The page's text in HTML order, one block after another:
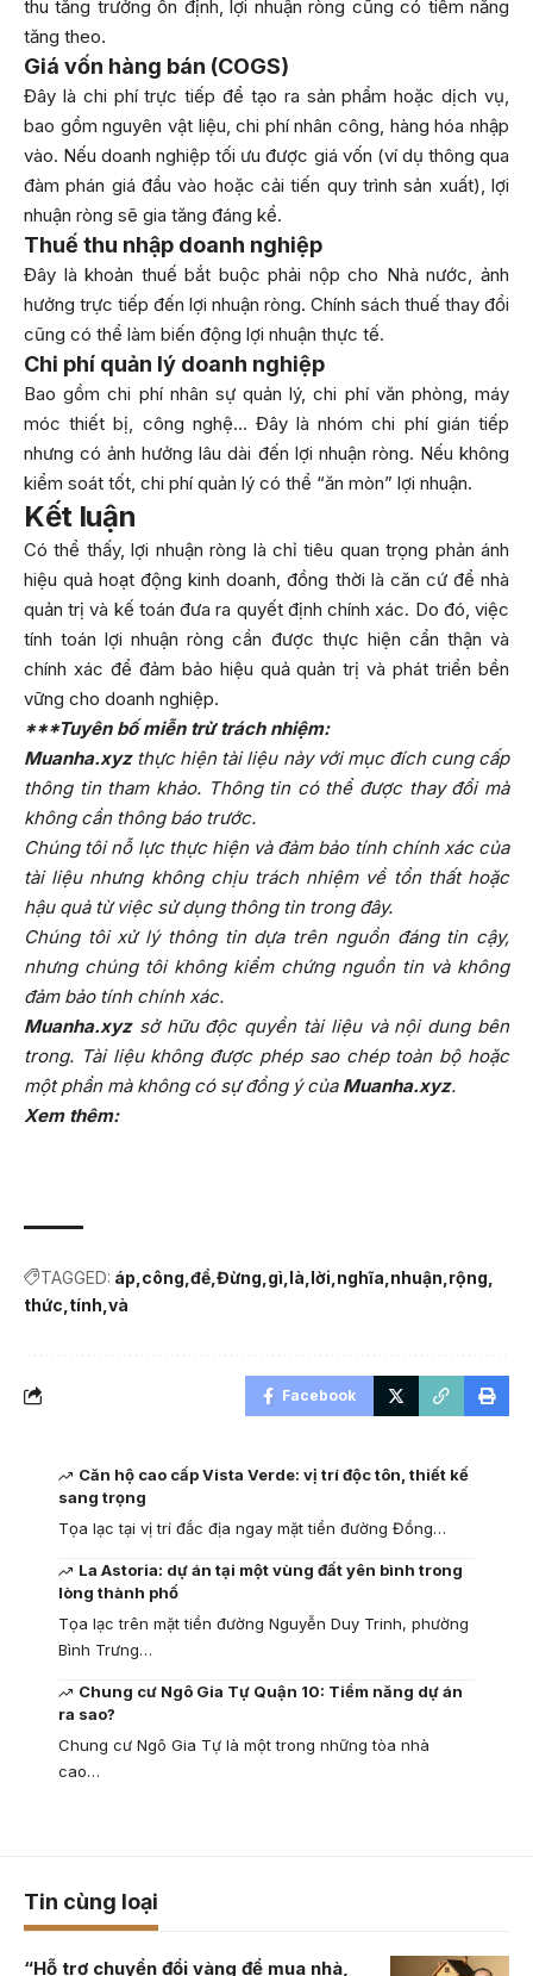
thu tăng trưởng ổn định, lợi nhuận ròng cũng có tiềm năng
tăng theo.
Giá vốn hàng bán (COGS)
Đây là chi phí trực tiếp để tạo ra sản phẩm hoặc dịch vụ,
bao gồm nguyên vật liệu, chi phí nhân công, hàng hóa nhập
vào. Nếu doanh nghiệp tối ưu được giá vốn (ví dụ thông qua
đàm phán giá đầu vào hoặc cải tiến quy trình sản xuất), lợi
nhuận ròng sẽ gia tăng đáng kể.
Thuế thu nhập doanh nghiệp
Đây là khoản thuế bắt buộc phải nộp cho Nhà nước, ảnh
hưởng trực tiếp đến lợi nhuận ròng. Chính sách thuế thay đổi
cũng có thể làm biến động lợi nhuận thực tế.
Chi phí quản lý doanh nghiệp
Bao gồm chi phí nhân sự quản lý, chi phí văn phòng, máy
móc thiết bị, công nghệ… Đây là nhóm chi phí gián tiếp
nhưng có ảnh hưởng lâu dài đến lợi nhuận ròng. Nếu không
kiểm soát tốt, chi phí quản lý có thể “ăn mòn” lợi nhuận.
Kết luận
Có thể thấy, lợi nhuận ròng là chỉ tiêu quan trọng phản ánh
hiệu quả hoạt động kinh doanh, đồng thời là căn cứ để nhà
quản trị và kế toán đưa ra quyết định chính xác. Do đó, việc
tính toán lợi nhuận ròng cần được thực hiện cẩn thận và
chính xác để đảm bảo hiệu quả quản trị và phát triển bền
vững cho doanh nghiệp.
***Tuyên bố miễn trừ trách nhiệm:
Muanha.xyzthực hiện tài liệu này với mục đích cung cấp
thông tin tham khảo. Thông tin có thể được thay đổi mà
không cần thông báo trước.
Chúng tôi nỗ lực thực hiện và đảm bảo tính chính xác của
tài liệu nhưng không chịu trách nhiệm về tổn thất hoặc
hậu quả từ việc sử dụng thông tin trong đây.
Chúng tôi xử lý thông tin dựa trên nguồn đáng tin cậy,
nhưng chúng tôi không kiểm chứng nguồn tin và không
đảm bảo tính chính xác.
Muanha.xyzsở hữu độc quyền tài liệu và nội dung bên
trong. Tài liệu không được phép sao chép toàn bộ hoặc
một phần mà không có sự đồng ý củaMuanha.xyz.
Xem thêm:
TAGGED: áp công để Đừng gì là lời nghĩa nhuận rộng
thức tính và
Facebook
Căn hộ cao cấp Vista Verde: vị trí độc tôn, thiết kế
sang trọng
Tọa lạc tại vị trí đắc địa ngay mặt tiền đường Đồng…
La Astoria: dự án tại một vùng đất yên bình trong
lòng thành phố
Tọa lạc trên mặt tiền đường Nguyễn Duy Trinh, phường
Bình Trưng…
Chung cư Ngô Gia Tự Quận 10: Tiềm năng dự án
ra sao?
Chung cư Ngô Gia Tự là một trong những tòa nhà
cao…
Tin cùng loại
“Hỗ trợ chuyển đổi vàng để mua nhà,